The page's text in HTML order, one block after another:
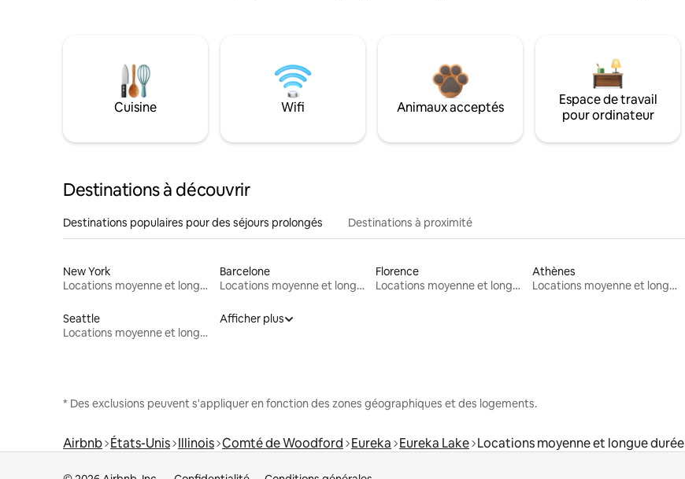
Cuisine Wifi Animaux acceptés
Espace de travail
pour ordinateur
Destinations à découvrir
Destinations populaires pour des séjours prolongés Destinations à proximité
New York
Locations moyenne et longue durée
Barcelone
Locations moyenne et longue durée
Florence
Locations moyenne et longue durée
Athènes
Locations moyenne et longue durée
Seattle
Locations moyenne et longue durée
Afficher plus
* Des exclusions peuvent s'appliquer en fonction des zones géographiques et des logements.
Airbnb États-Unis Illinois Comté de Woodford Eureka Eureka Lake Locations moyenne et longue durée